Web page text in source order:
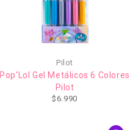
Pilot
Pop'Lol Gel Metálicos 6 Colores
Pilot
$6.990